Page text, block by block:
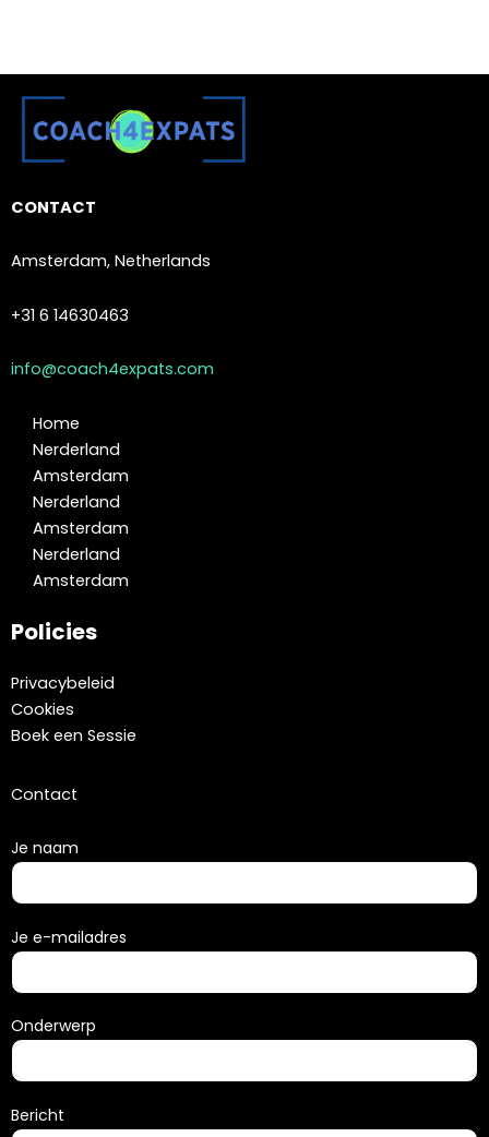
CONTACT
Amsterdam, Netherlands
+31 6 14630463
info@coach4expats.com
Home
Nerderland
Amsterdam
Nerderland
Amsterdam
Nerderland
Amsterdam
Policies
Privacybeleid
Cookies
Boek een Sessie
Contact
Je naam
Je e-mailadres
Onderwerp
Bericht